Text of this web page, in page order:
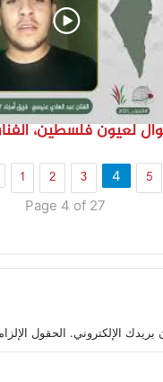
1 2 3 4 5
Page 4 of 27
الإلكتروني. الحقول